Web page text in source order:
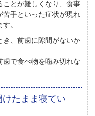
ことが難しくなり、食事
苦手といった症状が現れ
。
き、前歯に隙間がないか
で食べ物を噛み切れな
たまま寝てい